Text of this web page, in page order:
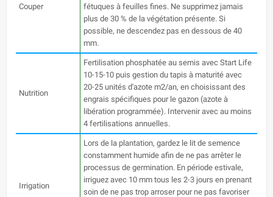
Couper
fétuques à feuilles fines. Ne supprimez jamais
plus de 30 % de la végétation présente. Si
possible, ne descendez pas en dessous de 40
mm.
Nutrition
Fertilisation phosphatée au semis avec Start Life
10-15-10 puis gestion du tapis à maturité avec
20-25 unités d'azote m2/an, en choisissant des
engrais spécifiques pour le gazon (azote à
libération programmée). Intervenir avec au moins
4 fertilisations annuelles.
Irrigation
Lors de la plantation, gardez le lit de semence
constamment humide afin de ne pas arrêter le
processus de germination. En période estivale,
irriguez avec 10 mm tous les 2-3 jours en prenant
soin de ne pas trop arroser pour ne pas favoriser